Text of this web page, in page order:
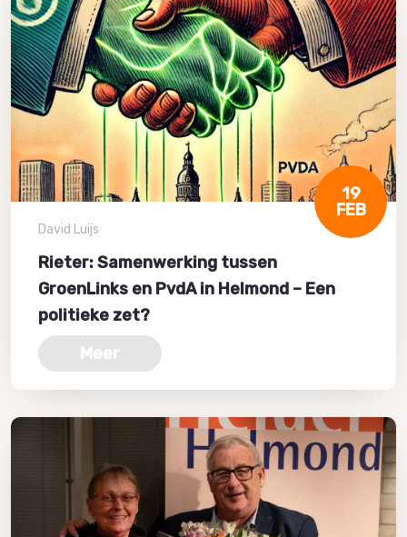
19
FEB
David Luijs
Rieter: Samenwerking tussen
GroenLinks en PvdA in Helmond – Een
politieke zet?
Meer